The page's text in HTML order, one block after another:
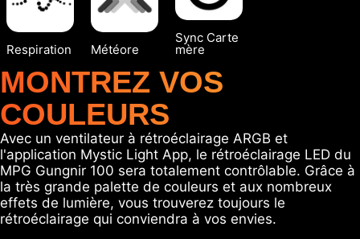
Respiration Météore
Sync Carte
mère
MONTREZ VOS
COULEURS
Avec un ventilateur à rétroéclairage ARGB et
l'application Mystic Light App, le rétroéclairage LED du
MPG Gungnir 100 sera totalement contrôlable. Grâce à
la très grande palette de couleurs et aux nombreux
effets de lumière, vous trouverez toujours le
rétroéclairage qui conviendra à vos envies.